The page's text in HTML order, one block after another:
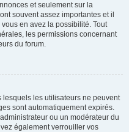
et seulement sur la
souvent assez importantes et il
en avez la possibilité. Tout
les permissions concernant
du forum.
lesquels les utilisateurs ne peuvent
sont automatiquement expirés.
ou un modérateur du
également verrouiller vos